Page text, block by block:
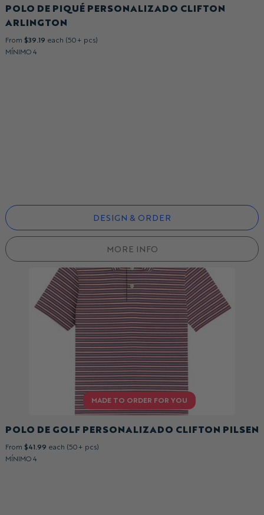
POLO DE PIQUÉ PERSONALIZADO CLIFTON
ARLINGTON
From $39.19 each (50+ pcs)
MÍNIMO 4
DESIGN & ORDER
MORE INFO
POLO DE GOLF PERSONALIZADO CLIFTON PILSEN
From $41.99 each (50+ pcs)
MÍNIMO 4